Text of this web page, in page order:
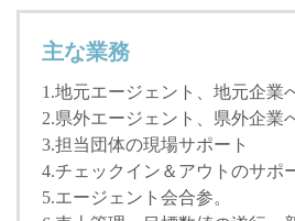
主な業務
1.地元エージェント、地元企業
2.県外エージェント、県外企業
3.担当団体の現場サポート
4.チェックイン＆アウトのサポ
5.エージェント会合参。